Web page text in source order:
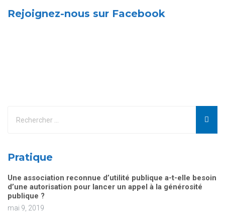
Rejoignez-nous sur Facebook
Pratique
Une association reconnue d’utilité publique a-t-elle besoin
d’une autorisation pour lancer un appel à la générosité
publique ?
mai 9, 2019